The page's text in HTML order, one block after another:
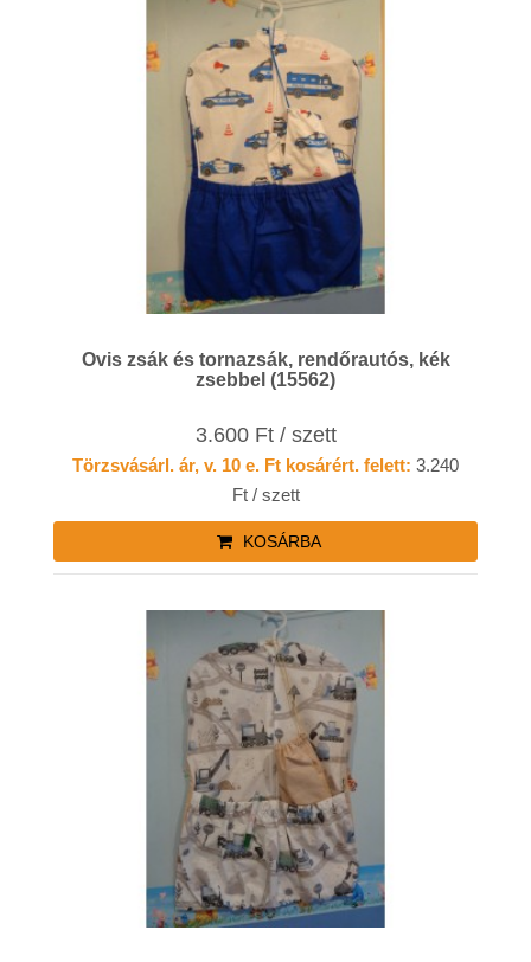
Ovis zsák és tornazsák, rendőrautós, kék
zsebbel (15562)
3.600 Ft / szett
Törzsvásárl. ár, v. 10 e. Ft kosárért. felett: 3.240
Ft / szett
KOSÁRBA